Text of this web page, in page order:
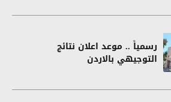
رسمياً .. موعد اعلان نتائج
التوجيهي بالاردن